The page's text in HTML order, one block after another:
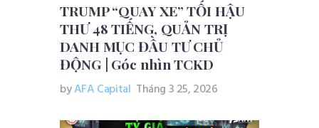
TRUMP “QUAY XE” TỐI HẬU
THƯ 48 TIẾNG, QUẢN TRỊ
DANH MỤC ĐẦU TƯ CHỦ
ĐỘNG | Góc nhìn TCKD
byAFA Capital Tháng 3 25, 2026